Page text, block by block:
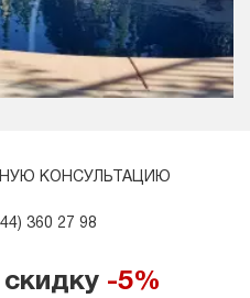
КОНСУЛЬТАЦИЮ
360 27 98
-5%